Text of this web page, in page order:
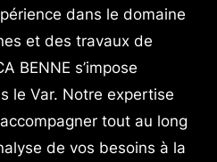
dans le domaine
et des travaux de
BENNE s’impose
le Var. Notre expertise
tout au long
de vos besoins à la